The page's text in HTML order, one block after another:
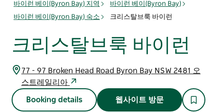
바이런 베이(Byron Bay) 지역
바이런 베이(Byron Bay)
바이런 베이(Byron Bay) 숙소
크리스탈브룩 바이런
크리스탈브룩 바이런
77 - 97 Broken Head Road Byron Bay NSW 2481 오
스트레일리아
Booking details 웹사이트 방문